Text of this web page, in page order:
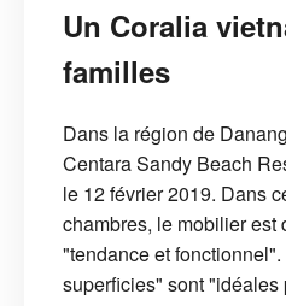
Un Coralia
familles
Dans la région de
Centara Sandy Beach
le 12 février 2019. Dans
chambres, le mobilier est
"tendance et
superficies" sont